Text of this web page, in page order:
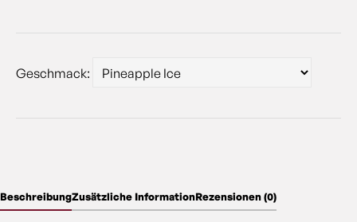
Geschmack:
BeschreibungZusätzliche InformationRezensionen (0)